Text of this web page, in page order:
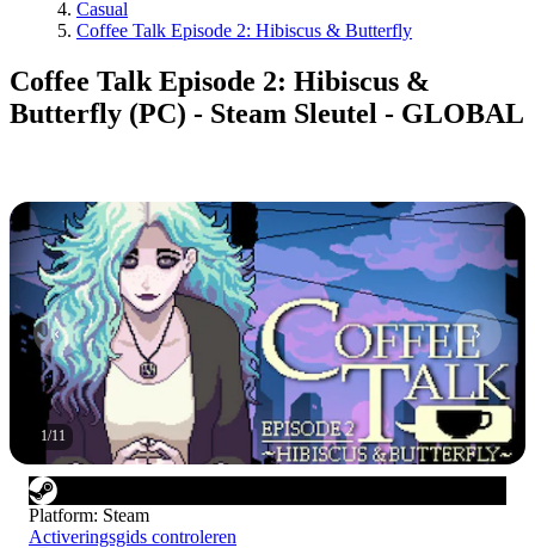
Casual
Coffee Talk Episode 2: Hibiscus & Butterfly
Coffee Talk Episode 2: Hibiscus &
Butterfly (PC) - Steam Sleutel - GLOBAL
1/11
Platform: Steam
Activeringsgids controleren